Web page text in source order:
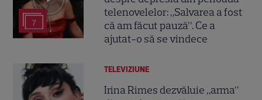
7
telenovelelor: „Salvarea a fost
că am făcut pauză”. Ce a
ajutat-o să se vindece
TELEVIZIUNE
Irina Rimes dezvăluie „arma”